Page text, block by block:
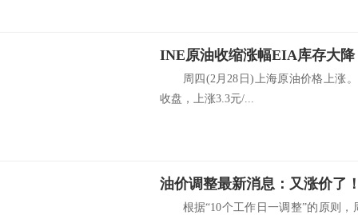
周四(2月28日)上海原油价格上涨。
收盘，上涨3.3元/...
根据“10个工作日一调整”的原则，